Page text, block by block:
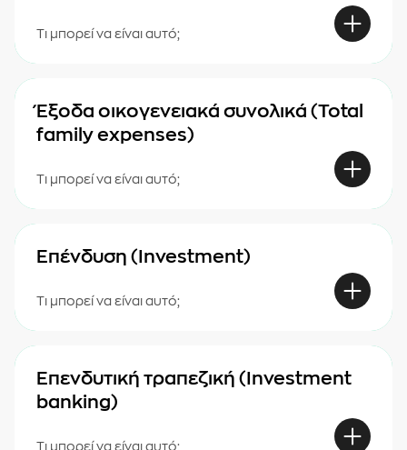
Τι μπορεί να είναι αυτό;
Έξοδα οικογενειακά συνολικά (Total
family expenses)
Τι μπορεί να είναι αυτό;
Επένδυση (Investment)
Τι μπορεί να είναι αυτό;
Επενδυτική τραπεζική (Investment
banking)
Τι μπορεί να είναι αυτό;